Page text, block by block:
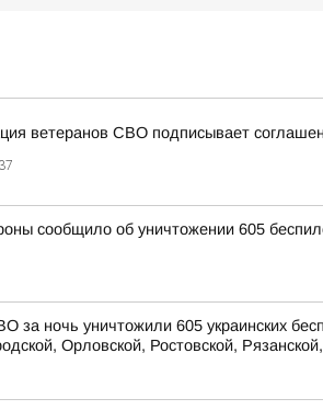
ветеранов СВО подписывает
сообщило об уничтожении 605
за ночь уничтожили 605 украинских
Орловской, Ростовской,